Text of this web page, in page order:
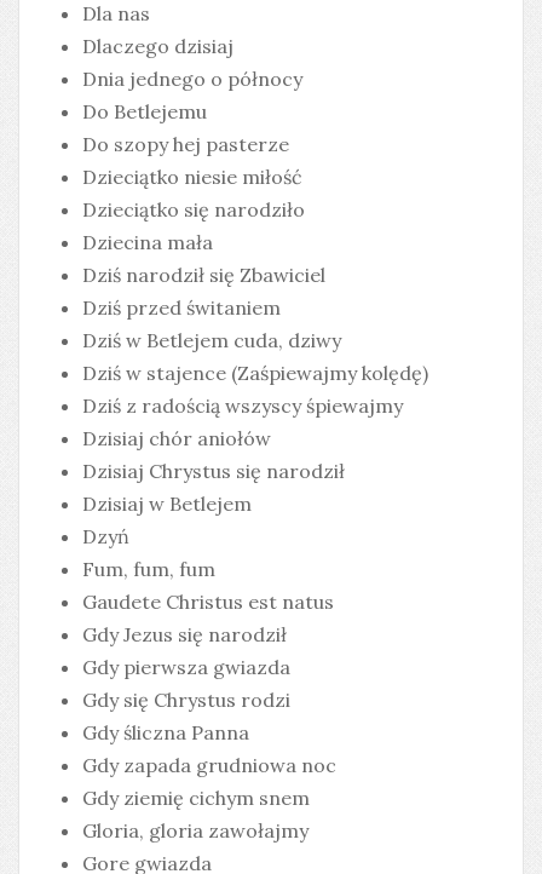
Dla nas
Dlaczego dzisiaj
Dnia jednego o północy
Do Betlejemu
Do szopy hej pasterze
Dzieciątko niesie miłość
Dzieciątko się narodziło
Dziecina mała
Dziś narodził się Zbawiciel
Dziś przed świtaniem
Dziś w Betlejem cuda, dziwy
Dziś w stajence (Zaśpiewajmy kolędę)
Dziś z radością wszyscy śpiewajmy
Dzisiaj chór aniołów
Dzisiaj Chrystus się narodził
Dzisiaj w Betlejem
Dzyń
Fum, fum, fum
Gaudete Christus est natus
Gdy Jezus się narodził
Gdy pierwsza gwiazda
Gdy się Chrystus rodzi
Gdy śliczna Panna
Gdy zapada grudniowa noc
Gdy ziemię cichym snem
Gloria, gloria zawołajmy
Gore gwiazda